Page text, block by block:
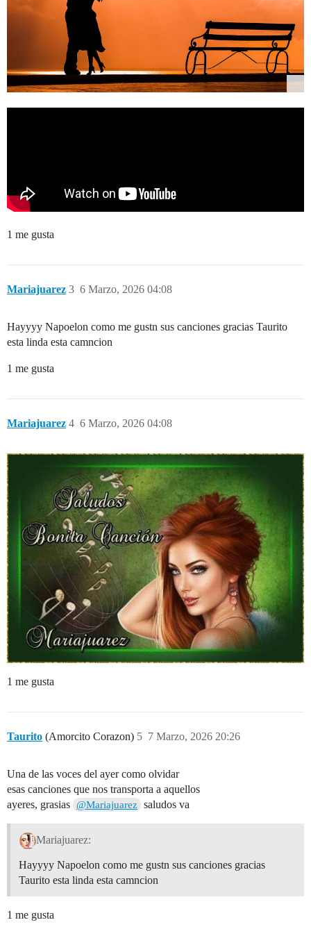
1 me gusta
Mariajuarez 6 Marzo, 2026 04:08
3
Hayyyy Napoelon como me gustn sus canciones gracias Taurito
esta linda esta camncion
1 me gusta
Mariajuarez 6 Marzo, 2026 04:08
4
1 me gusta
Taurito (Amorcito Corazon) 7 Marzo, 2026 20:26
5
Una de las voces del ayer como olvidar
esas canciones que nos transporta a aquellos
ayeres, grasias @Mariajuarez saludos va
Mariajuarez:
Hayyyy Napoelon como me gustn sus canciones gracias
Taurito esta linda esta camncion
1 me gusta